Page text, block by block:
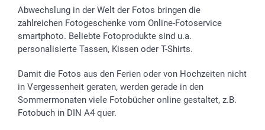
Abwechslung in der Welt der Fotos bringen die
zahlreichen Fotogeschenke vom Online-Fotoservice
smartphoto. Beliebte Fotoprodukte sind u.a.
personalisierte Tassen, Kissen oder T-Shirts.
Damit die Fotos aus den Ferien oder von Hochzeiten nicht
in Vergessenheit geraten, werden gerade in den
Sommermonaten viele Fotobücher online gestaltet, z.B.
Fotobuch in DIN A4 quer.